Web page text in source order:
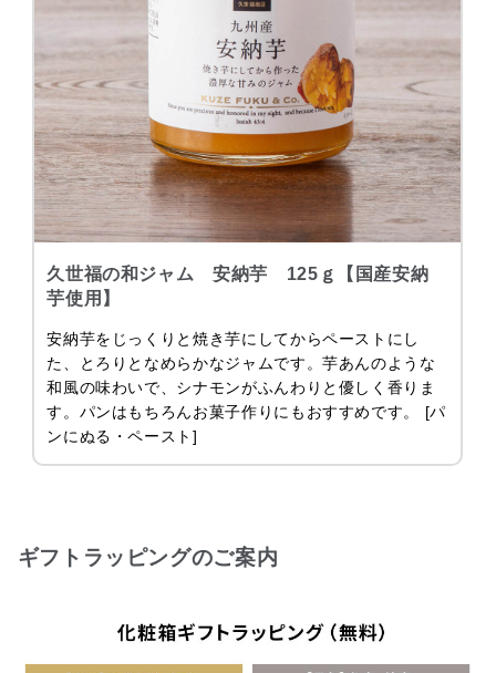
久世福の和ジャム 安納芋 125ｇ【国産安納
芋使用】
安納芋をじっくりと焼き芋にしてからペーストにし
た、とろりとなめらかなジャムです。芋あんのような
和風の味わいで、シナモンがふんわりと優しく香りま
す。パンはもちろんお菓子作りにもおすすめです。 [パ
ンにぬる・ペースト]
ギフトラッピングのご案内